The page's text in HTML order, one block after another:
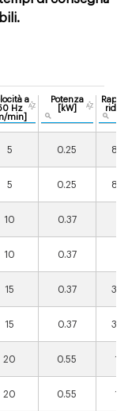
a
Hz
min]
Potenza
[kW]
5 0.25
5 0.25
10 0.37
10 0.37
15 0.37
15 0.37
20 0.55
20 0.55